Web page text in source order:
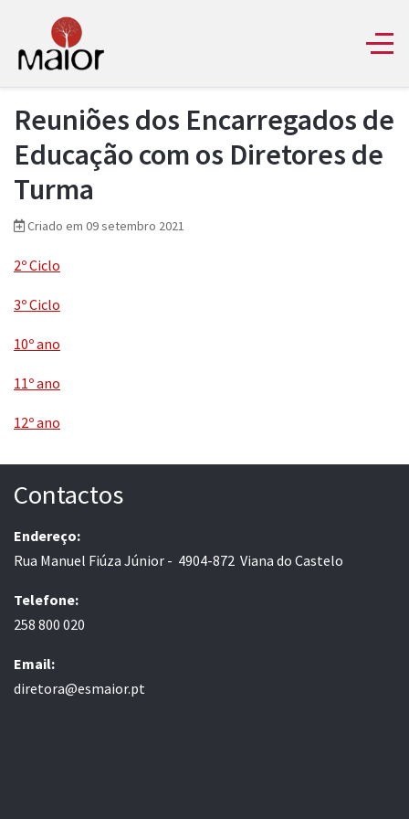
Reuniões dos Encarregados de
Educação com os Diretores de
Turma
Criado em 09 setembro 2021
2º Ciclo
3º Ciclo
10º ano
11º ano
12º ano
Contactos
Endereço:
Rua Manuel Fiúza Júnior - 4904-872 Viana do Castelo
Telefone:
258 800 020
Email:
diretora@esmaior.pt